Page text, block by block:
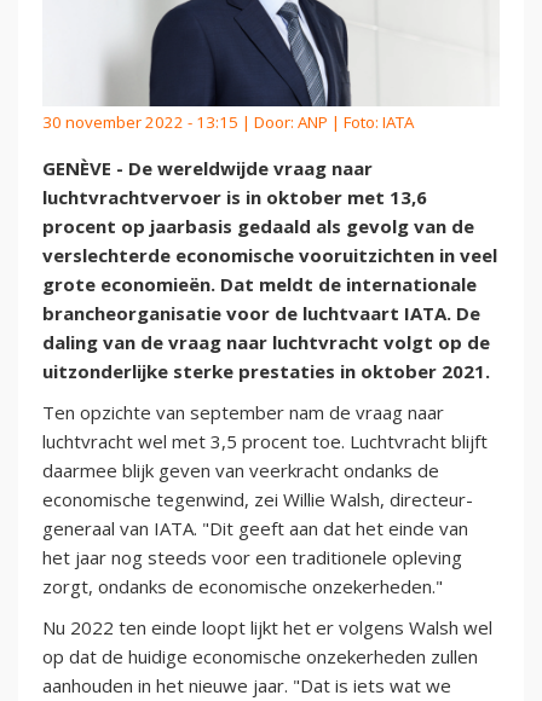
30 november 2022 - 13:15 | Door: ANP | Foto: IATA
GENÈVE - De wereldwijde vraag naar
luchtvrachtvervoer is in oktober met 13,6
procent op jaarbasis gedaald als gevolg van de
verslechterde economische vooruitzichten in veel
grote economieën. Dat meldt de internationale
brancheorganisatie voor de luchtvaart IATA. De
daling van de vraag naar luchtvracht volgt op de
uitzonderlijke sterke prestaties in oktober 2021.
Ten opzichte van september nam de vraag naar
luchtvracht wel met 3,5 procent toe. Luchtvracht blijft
daarmee blijk geven van veerkracht ondanks de
economische tegenwind, zei Willie Walsh, directeur-
generaal van IATA. "Dit geeft aan dat het einde van
het jaar nog steeds voor een traditionele opleving
zorgt, ondanks de economische onzekerheden."
Nu 2022 ten einde loopt lijkt het er volgens Walsh wel
op dat de huidige economische onzekerheden zullen
aanhouden in het nieuwe jaar. "Dat is iets wat we